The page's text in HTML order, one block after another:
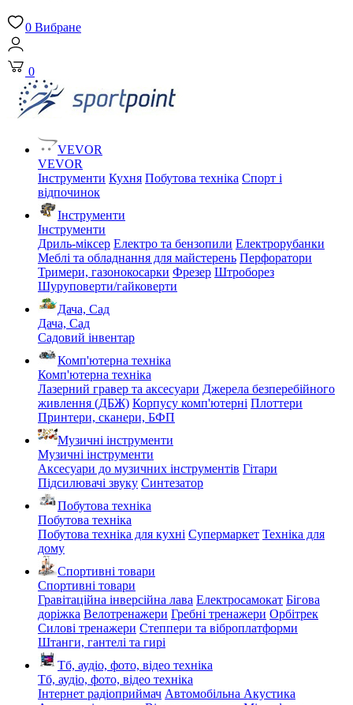
0 Вибране
0
VEVOR
VEVOR
Інструменти Кухня Побутова техніка Спорт і
відпочинок
Інструменти
Інструменти
Дриль-міксер Електро та бензопили Електрорубанки
Меблі та обладнання для майстерень Перфоратори
Тримери, газонокосарки Фрезер Штроборез
Шуруповерти/гайковерти
Дача, Сад
Дача, Сад
Садовий інвентар
Комп'ютерна техніка
Комп'ютерна техніка
Лазерний гравер та аксесуари Джерела безперебійного
живлення (ДБЖ) Корпусу комп'ютерні Плоттери
Принтери, сканери, БФП
Музичні інструменти
Музичні інструменти
Аксесуари до музичних інструментів Гітари
Підсилювачі звуку Синтезатор
Побутова техніка
Побутова техніка
Побутова техніка для кухні Супермаркет Техніка для
дому
Спортивні товари
Спортивні товари
Гравітаційна інверсійна лава Електросамокат Бігова
доріжка Велотренажери Гребні тренажери Орбітрек
Силові тренажери Степпери та віброплатформи
Штанги, гантелі та гирі
Тб, аудіо, фото, відео техніка
Тб, аудіо, фото, відео техніка
Інтернет радіоприймач Автомобільна Акустика